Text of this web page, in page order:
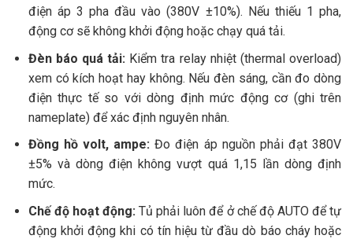
điện áp 3 pha đầu vào (380V ±10%). Nếu thiếu 1 pha,
động cơ sẽ không khởi động hoặc chạy quá tải.
Đèn báo quá tải: Kiểm tra relay nhiệt (thermal overload)
xem có kích hoạt hay không. Nếu đèn sáng, cần đo dòng
điện thực tế so với dòng định mức động cơ (ghi trên
nameplate) để xác định nguyên nhân.
Đồng hồ volt, ampe: Đo điện áp nguồn phải đạt 380V
±5% và dòng điện không vượt quá 1,15 lần dòng định
mức.
Chế độ hoạt động: Tủ phải luôn để ở chế độ AUTO để tự
động khởi động khi có tín hiệu từ đầu dò báo cháy hoặc